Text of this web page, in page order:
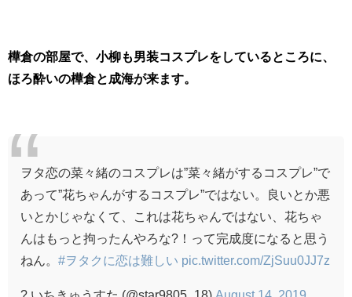
樺倉の部屋で、小柳も男装コスプレをしているところに、
ほろ酔いの樺倉と成海が来ます。
ヲタ恋の菜々緒のコスプレは”菜々緒がするコスプレ”で
あって”花ちゃんがするコスプレ”ではない。良いとか悪
いとかじゃなくて、これは花ちゃんではない、花ちゃ
んはもっと拘ったんやろな?！って完成度になると思う
ねん。 #ヲタクに恋は難しい pic.twitter.com/ZjSuu0JJ7z